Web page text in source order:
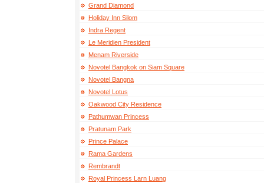
Grand Diamond
Holiday Inn Silom
Indra Regent
Le Meridien President
Menam Riverside
Novotel Bangkok on Siam Square
Novotel Bangna
Novotel Lotus
Oakwood City Residence
Pathumwan Princess
Pratunam Park
Prince Palace
Rama Gardens
Rembrandt
Royal Princess Larn Luang